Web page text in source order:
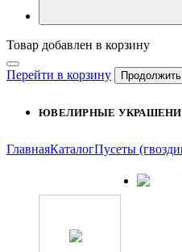
Товар добавлен в корзину
Перейти в корзину
ЮВЕЛИРНЫЕ
ГлавнаяКаталогПусеты